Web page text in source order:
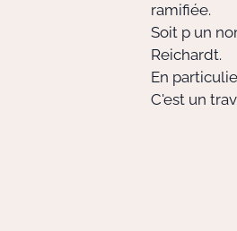
ramifiée.
Soit p un
Reichardt.
En
C'est un